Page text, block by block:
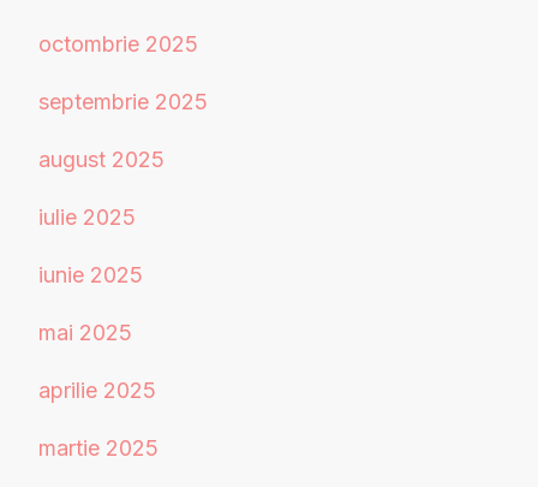
octombrie 2025
septembrie 2025
august 2025
iulie 2025
iunie 2025
mai 2025
aprilie 2025
martie 2025